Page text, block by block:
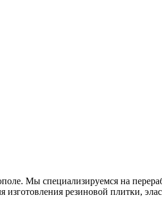
Мы специализируемся на
изготовления резиновой плитки,